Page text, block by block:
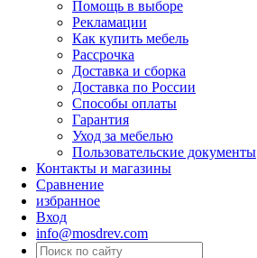
Помощь в выборе
Рекламации
Как купить мебель
Рассрочка
Доставка и сборка
Доставка по России
Способы оплаты
Гарантия
Уход за мебелью
Пользовательские документы
Контакты и магазины
Сравнение
избранное
Вход
info@mosdrev.com